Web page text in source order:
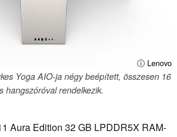
ⓘ Lenovo
Yoga AIO-ja négy beépített, összesen 16
hangszóróval rendelkezik.
Aura Edition 32 GB LPDDR5X RAM-